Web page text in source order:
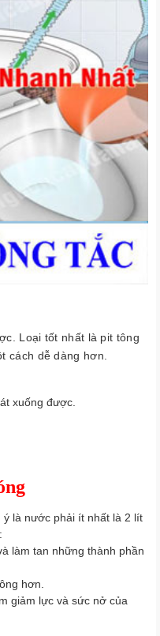
Loại tốt nhất là pit tông
cách dễ dàng hơn.
xuống được.
ý là nước phải ít nhất là 2 lít
làm tan những thành phần
hơn.
giảm lực và sức nở của